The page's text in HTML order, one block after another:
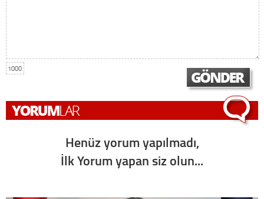
1000
Henüz yorum yapılmadı,
İlk Yorum yapan siz olun...